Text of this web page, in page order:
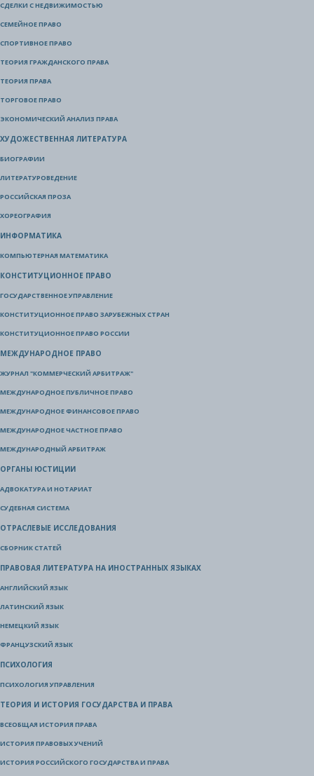
СДЕЛКИ С НЕДВИЖИМОСТЬЮ
СЕМЕЙНОЕ ПРАВО
СПОРТИВНОЕ ПРАВО
ТЕОРИЯ ГРАЖДАНСКОГО ПРАВА
ТЕОРИЯ ПРАВА
ТОРГОВОЕ ПРАВО
ЭКОНОМИЧЕСКИЙ АНАЛИЗ ПРАВА
ХУДОЖЕСТВЕННАЯ ЛИТЕРАТУРА
БИОГРАФИИ
ЛИТЕРАТУРОВЕДЕНИЕ
РОССИЙСКАЯ ПРОЗА
ХОРЕОГРАФИЯ
ИНФОРМАТИКА
КОМПЬЮТЕРНАЯ МАТЕМАТИКА
КОНСТИТУЦИОННОЕ ПРАВО
ГОСУДАРСТВЕННОЕ УПРАВЛЕНИЕ
КОНСТИТУЦИОННОЕ ПРАВО ЗАРУБЕЖНЫХ СТРАН
КОНСТИТУЦИОННОЕ ПРАВО РОССИИ
МЕЖДУНАРОДНОЕ ПРАВО
ЖУРНАЛ "КОММЕРЧЕСКИЙ АРБИТРАЖ"
МЕЖДУНАРОДНОЕ ПУБЛИЧНОЕ ПРАВО
МЕЖДУНАРОДНОЕ ФИНАНСОВОЕ ПРАВО
МЕЖДУНАРОДНОЕ ЧАСТНОЕ ПРАВО
МЕЖДУНАРОДНЫЙ АРБИТРАЖ
ОРГАНЫ ЮСТИЦИИ
АДВОКАТУРА И НОТАРИАТ
СУДЕБНАЯ СИСТЕМА
ОТРАСЛЕВЫЕ ИССЛЕДОВАНИЯ
СБОРНИК СТАТЕЙ
ПРАВОВАЯ ЛИТЕРАТУРА НА ИНОСТРАННЫХ ЯЗЫКАХ
АНГЛИЙСКИЙ ЯЗЫК
ЛАТИНСКИЙ ЯЗЫК
НЕМЕЦКИЙ ЯЗЫК
ФРАНЦУЗСКИЙ ЯЗЫК
ПСИХОЛОГИЯ
ПСИХОЛОГИЯ УПРАВЛЕНИЯ
ТЕОРИЯ И ИСТОРИЯ ГОСУДАРСТВА И ПРАВА
ВСЕОБЩАЯ ИСТОРИЯ ПРАВА
ИСТОРИЯ ПРАВОВЫХ УЧЕНИЙ
ИСТОРИЯ РОССИЙСКОГО ГОСУДАРСТВА И ПРАВА